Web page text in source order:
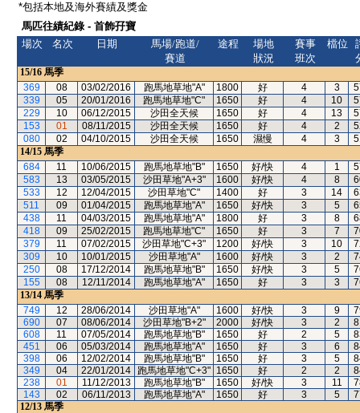
*包括本地及海外賽績及獎金
馬匹往績紀錄 - 首飾孖寶
場次
名次 日期
馬場/跑道/
賽道
途程
場地
狀況
賽事
班次
檔位
15/16 馬季
369
08 03/02/2016 跑馬地草地"A" 1800 好 4 3
339
05 20/01/2016 跑馬地草地"C" 1650 好 4 10
229
10 06/12/2015 沙田全天候 1650 好 4 13
153
01 08/11/2015 沙田全天候 1650 好 4 2
080
02 04/10/2015 沙田全天候 1650 濕慢 4 3
14/15 馬季
684
11 10/06/2015 跑馬地草地"B" 1650 好/快 4 1
583
13 03/05/2015 沙田草地"A+3" 1600 好/快 4 8
533
12 12/04/2015 沙田草地"C" 1400 好 3 14
511
09 01/04/2015 跑馬地草地"A" 1650 好/快 3 5
438
11 04/03/2015 跑馬地草地"A" 1800 好 3 8
418
09 25/02/2015 跑馬地草地"C" 1650 好 3 7
379
11 07/02/2015 沙田草地"C+3" 1200 好/快 3 10
309
10 10/01/2015 沙田草地"A" 1600 好/快 3 2
250
08 17/12/2014 跑馬地草地"B" 1650 好/快 3 5
155
08 12/11/2014 跑馬地草地"A" 1650 好 3 3
13/14 馬季
749
12 28/06/2014 沙田草地"A" 1600 好/快 3 9
690
07 08/06/2014 沙田草地"B+2" 2000 好/快 3 2
608
11 07/05/2014 跑馬地草地"B" 1650 好 2 5
451
06 05/03/2014 跑馬地草地"A" 1650 好 3 6
398
06 12/02/2014 跑馬地草地"B" 1650 好 3 5
349
04 22/01/2014 跑馬地草地"C+3" 1650 好 2 2
238
01 11/12/2013 跑馬地草地"B" 1650 好/快 3 11
143
02 06/11/2013 跑馬地草地"A" 1650 好 3 5
12/13 馬季